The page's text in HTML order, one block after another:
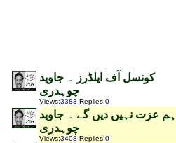
کونسل آف ایلڈرز ۔ جاوید
چوہدری
Views:3383 Replies:0
ہم عزت نہیں دیں گے ۔ جاوید
چوہدری
Views:3408 Replies:0